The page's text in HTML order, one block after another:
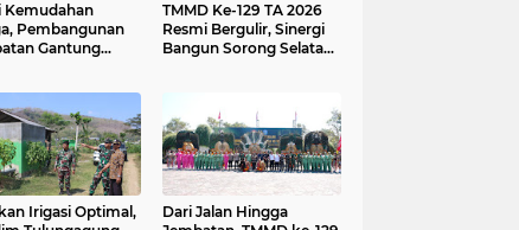
Kemudahan
Pembangunan
Gantung
TMMD Ke-129 TA 2026
Resmi Bergulir, Sinergi
Bangun Sorong Selatan
Irigasi Optimal,
Dari Jalan Hingga